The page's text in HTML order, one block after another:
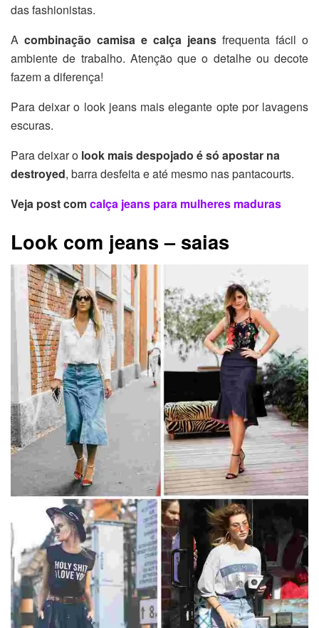
das fashionistas.
A combinação camisa e calça jeans frequenta fácil o
ambiente de trabalho. Atenção que o detalhe ou decote
fazem a diferença!
Para deixar o look jeans mais elegante opte por lavagens
escuras.
Para deixar o look mais despojado é só apostar na
destroyed, barra desfeita e até mesmo nas pantacourts.
Veja post comcalça jeans para mulheres maduras
Look com jeans – saias